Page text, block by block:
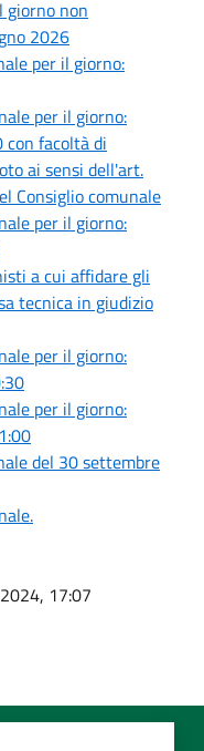
giorno non
2026
per il giorno:
per il giorno:
facoltà di
ai sensi dell'art.
Consiglio comunale
per il giorno:
a cui affidare gli
tecnica in giudizio
per il giorno:
per il giorno:
del 30 settembre
17:07